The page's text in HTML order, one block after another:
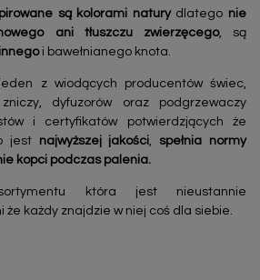
są kolorami naturydlatego nie
ani tłuszczu zwierzęcego, są
i bawełnianego knota.
z wiodących producentów świec,
dyfuzorów oraz podgrzewaczy
i certyfikatów potwierdzjących że
jest
najwyższej jakości ,spełnia normy
kopci podczas palenia.
która jest nieustannie
każdy znajdzie w niej coś dla siebie.